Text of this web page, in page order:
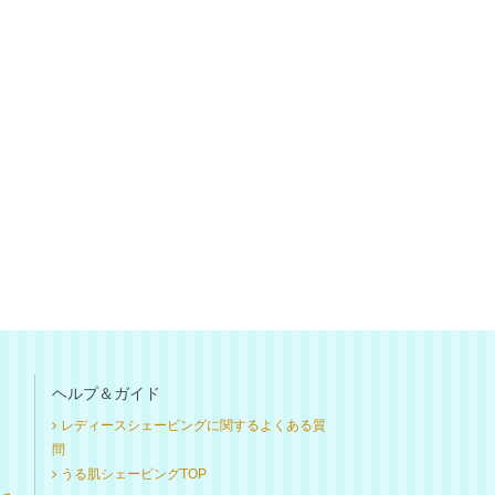
ヘルプ＆ガイド
レディースシェービングに関するよくある質
問
うる肌シェービングTOP